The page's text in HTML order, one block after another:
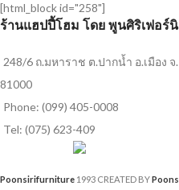
[html_block id="258"]
ร้านแฮปปี้โฮม โดย พูนศิริเฟอร์นิ
248/6 ถ.มหาราช ต.ปากน้ำ อ.เมือง จ
81000
Phone: (099) 405-0008
Tel: (075) 623-409
Poonsirifurniture 1993 CREATED BY